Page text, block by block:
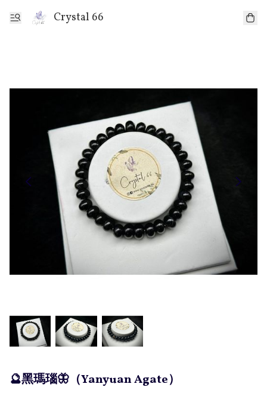
Crystal 66
🔮黑瑪瑙🦋（Yanyuan Agate）